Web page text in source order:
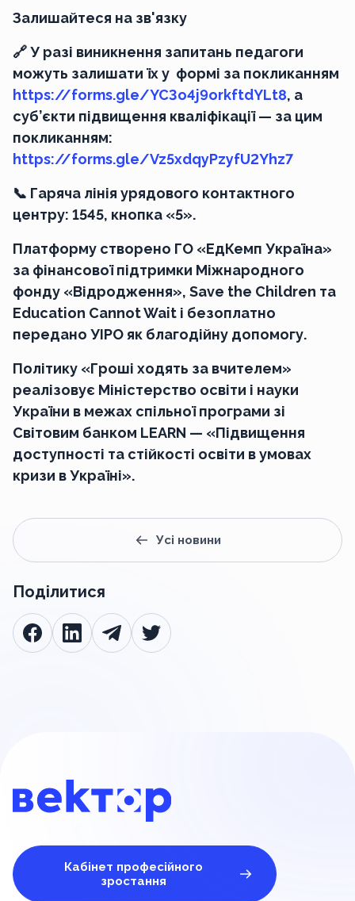
Залишайтеся на зв'язку
🔗 У разі виникнення запитань педагоги
можуть залишати їх у формі за покликанням
https://forms.gle/YC3o4j9orkftdYLt8, а
суб’єкти підвищення кваліфікації — за цим
покликанням:
https://forms.gle/Vz5xdqyPzyfU2Yhz7
📞 Гаряча лінія урядового контактного
центру: 1545, кнопка «5».
Платформу створено ГО «ЕдКемп Україна»
за фінансової підтримки Міжнародного
фонду «Відродження», Save the Children та
Education Cannot Wait і безоплатно
передано УІРО як благодійну допомогу.
Політику «Гроші ходять за вчителем»
реалізовує Міністерство освіти і науки
України в межах спільної програми зі
Світовим банком LEARN — «Підвищення
доступності та стійкості освіти в умовах
кризи в Україні».
Усі новини
Поділитися
Кабінет професійного
зростання